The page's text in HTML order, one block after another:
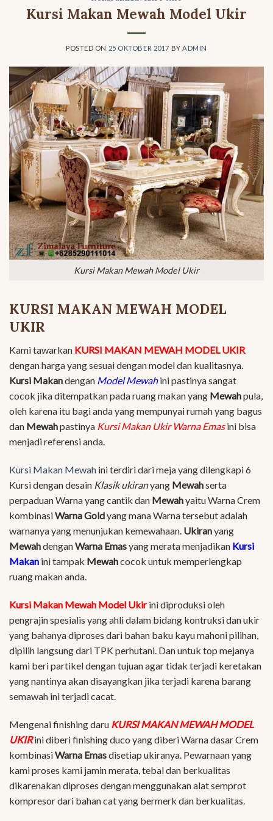
Kursi Makan Mewah Model Ukir
POSTED ON 25 OKTOBER 2017 BYADMIN
Kursi Makan Mewah Model Ukir
KURSI MAKAN MEWAH MODEL
UKIR
Kami tawarkan KURSI MAKAN MEWAH MODEL UKIR
dengan harga yang sesuai dengan model dan kualitasnya.
Kursi Makandengan Model Mewahini pastinya sangat
cocok jika ditempatkan pada ruang makan yang Mewahpula,
oleh karena itu bagi anda yang mempunyai rumah yang bagus
dan Mewahpastinya Kursi Makan Ukir Warna Emasini bisa
menjadi referensi anda.
Kursi Makan Mewah ini terdiri dari meja yang dilengkapi 6
Kursi dengan desain Klasik ukiranyang Mewahserta
perpaduan Warna yang cantik dan Mewahyaitu Warna Crem
kombinasiWarna Goldyang mana Warna tersebut adalah
warnanya yang menunjukan kemewahaan. Ukiranyang
MewahdenganWarna Emasyang merata menjadikan Kursi
Makan ini tampak Mewahcocok untuk memperlengkap
ruang makan anda.
Kursi Makan Mewah Model Ukirini diproduksi oleh
pengrajin spesialis yang ahli dalam bidang kontruksi dan ukir
yang bahanya diproses dari bahan baku kayu mahoni pilihan,
dipilih langsung dari TPK perhutani. Dan untuk top mejanya
kami beri partikel dengan tujuan agar tidak terjadi keretakan
yang nantinya akan disayangkan jika terjadi karena barang
semawah ini terjadi cacat.
Mengenai finishing daru KURSI MAKAN MEWAH MODEL
UKIR ini diberi finishing duco yang diberi Warna dasar Crem
kombinasiWarna Emasdisetiap ukiranya. Pewarnaan yang
kami proses kami jamin merata, tebal dan berkualitas
dikarenakan diproses dengan menggunakan alat semprot
kompresor dari bahan cat yang bermerk dan berkualitas.